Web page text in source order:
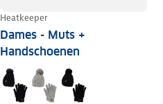
Heatkeeper
Dames - Muts +
Handschoenen